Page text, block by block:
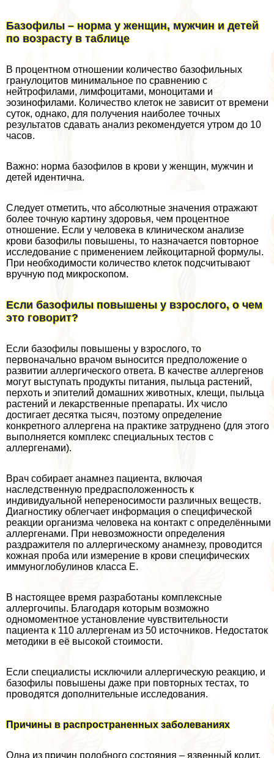
Базофилы – норма у женщин, мужчин и детей
по возрасту в таблице
В процентном отношении количество базофильных
гранулоцитов минимальное по сравнению с
нейтрофилами, лимфоцитами, моноцитами и
эозинофилами. Количество клеток не зависит от времени
суток, однако, для получения наиболее точных
результатов сдавать анализ рекомендуется утром до 10
часов.
Важно: норма базофилов в крови у женщин, мужчин и
детей идентична.
Следует отметить, что абсолютные значения отражают
более точную картину здоровья, чем процентное
отношение. Если у человека в клиническом анализе
крови базофилы повышены, то назначается повторное
исследование с применением лейкоцитарной формулы.
При необходимости количество клеток подсчитывают
вручную под микроскопом.
Если базофилы повышены у взрослого, о чем
это говорит?
Если базофилы повышены у взрослого, то
первоначально врачом выносится предположение о
развитии аллергического ответа. В качестве аллергенов
могут выступать продукты питания, пыльца растений,
перхоть и эпителий домашних животных, клещи, пыльца
растений и лекарственные препараты. Их число
достигает десятка тысяч, поэтому определение
конкретного аллергена на пpaктике затруднено (для этого
выполняется комплекс специальных тестов с
аллергенами).
Врач собирает анамнез пациента, включая
наследственную предрасположенность к
индивидуальной непереносимости различных веществ.
Диагностику облегчает информация о специфической
реакции организма человека на контакт с определёнными
аллергенами. При невозможности определения
раздражителя по аллергическому анамнезу, проводится
кожная проба или измерение в крови специфических
иммуноглобулинов класса Е.
В настоящее время разработаны комплексные
аллергочипы. Благодаря которым возможно
одномоментное установление чувствительности
пациента к 110 аллергенам из 50 источников. Недостаток
методики в её высокой стоимости.
Если специалисты исключили аллергическую реакцию, и
базофилы повышены даже при повторных тестах, то
проводятся дополнительные исследования.
Причины в распространенных заболеваниях
Одна из причин подобного состояния – язвенный колит,